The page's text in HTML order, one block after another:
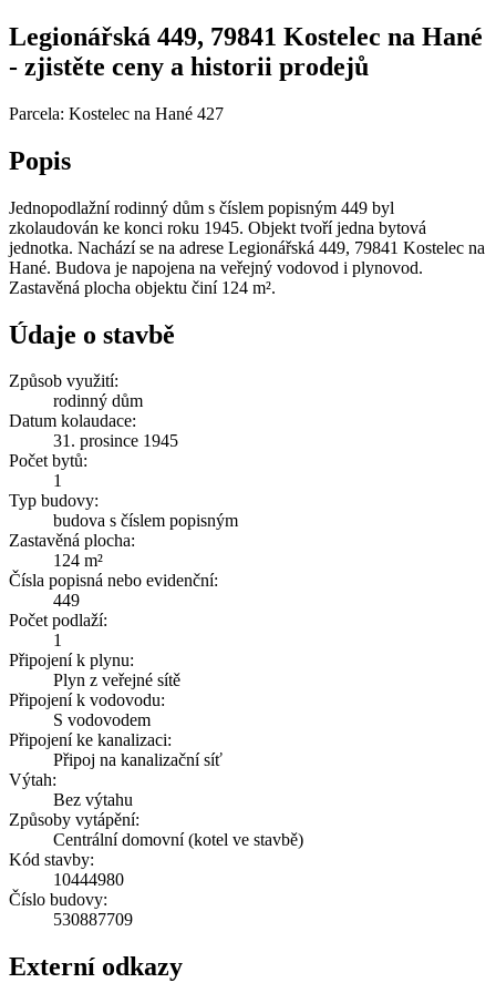
Legionářská 449, 79841 Kostelec na Hané
- zjistěte ceny a historii prodejů
Parcela: Kostelec na Hané 427
Popis
Jednopodlažní rodinný dům s číslem popisným 449 byl
zkolaudován ke konci roku 1945. Objekt tvoří jedna bytová
jednotka. Nachází se na adrese Legionářská 449, 79841 Kostelec na
Hané. Budova je napojena na veřejný vodovod i plynovod.
Zastavěná plocha objektu činí 124 m².
Údaje o stavbě
Způsob využití:
rodinný dům
Datum kolaudace:
31. prosince 1945
Počet bytů:
1
Typ budovy:
budova s číslem popisným
Zastavěná plocha:
124 m²
Čísla popisná nebo evidenční:
449
Počet podlaží:
1
Připojení k plynu:
Plyn z veřejné sítě
Připojení k vodovodu:
S vodovodem
Připojení ke kanalizaci:
Připoj na kanalizační síť
Výtah:
Bez výtahu
Způsoby vytápění:
Centrální domovní (kotel ve stavbě)
Kód stavby:
10444980
Číslo budovy:
530887709
Externí odkazy